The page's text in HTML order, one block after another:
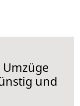
und